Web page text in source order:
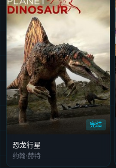
完结
恐龙行星
约翰·赫特